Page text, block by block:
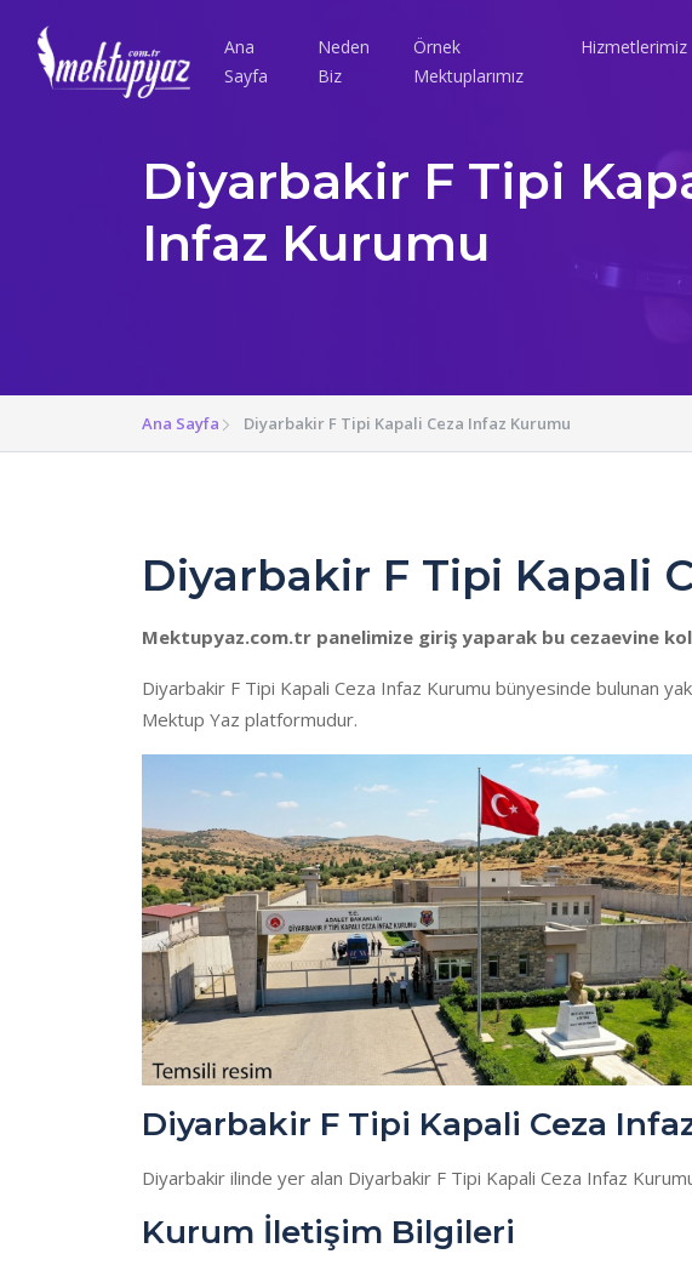
Ana
Sayfa
Neden
Biz
Örnek
Mektuplarımız
Hizmetlerimiz
Diyarbakir F Tipi
Infaz Kurumu
Ana Sayfa Diyarbakir F Tipi Kapali Ceza Infaz Kurumu
Diyarbakir F Tipi Kapali
Mektupyaz.com.tr panelimize giriş yaparak bu cezaevine
Diyarbakir F Tipi Kapali Ceza Infaz Kurumu bünyesinde bulunan
Mektup Yaz platformudur.
Diyarbakir F Tipi Kapali Ceza
Diyarbakir ilinde yer alan Diyarbakir F Tipi Kapali Ceza Infaz
Kurum İletişim Bilgileri